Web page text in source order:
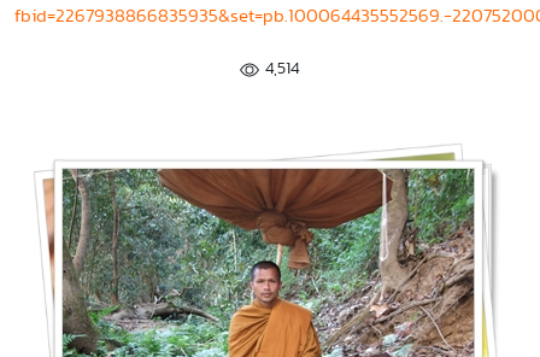
fbid=2267938866835935&set=pb.100064435552569.-
4,514